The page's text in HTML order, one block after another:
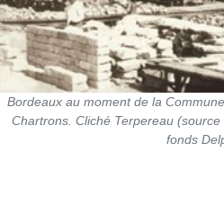
Bordeaux au moment de la
Chartrons. Cliché Terpereau
fonds